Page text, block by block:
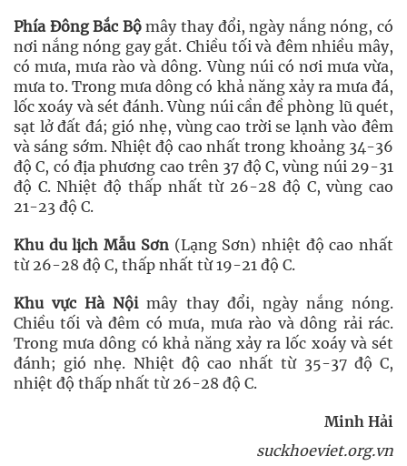
Phía Đông Bắc Bộmây thay đổi, ngày nắng nóng, có
nơi nắng nóng gay gắt. Chiều tối và đêm nhiều mây,
có mưa, mưa rào và dông. Vùng núi có nơi mưa vừa,
mưa to. Trong mưa dông có khả năng xảy ra mưa đá,
lốc xoáy và sét đánh. Vùng núi cần đề phòng lũ quét,
sạt lở đất đá; gió nhẹ, vùng cao trời se lạnh vào đêm
và sáng sớm. Nhiệt độ cao nhất trong khoảng 34-36
độ C, có địa phương cao trên 37 độ C, vùng núi 29-31
độ C. Nhiệt độ thấp nhất từ 26-28 độ C, vùng cao
21-23 độ C.
Khu du lịch Mẫu Sơn(Lạng Sơn) nhiệt độ cao nhất
từ 26-28 độ C, thấp nhất từ 19-21 độ C.
Khu vực Hà Nộimây thay đổi, ngày nắng nóng.
Chiều tối và đêm có mưa, mưa rào và dông rải rác.
Trong mưa dông có khả năng xảy ra lốc xoáy và sét
đánh; gió nhẹ. Nhiệt độ cao nhất từ 35-37 độ C,
nhiệt độ thấp nhất từ 26-28 độ C.
Minh Hải
suckhoeviet.org.vn